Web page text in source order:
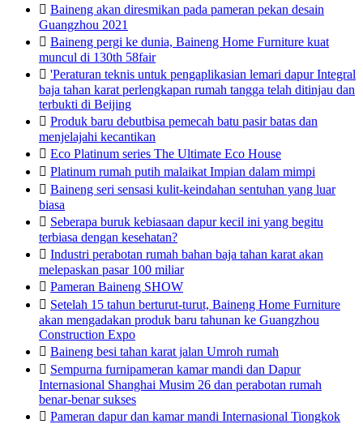
 Baineng akan diresmikan pada pameran pekan desain
Guangzhou 2021
 Baineng pergi ke dunia, Baineng Home Furniture kuat
muncul di 130th 58fair
 'Peraturan teknis untuk pengaplikasian lemari dapur Integral
baja tahan karat perlengkapan rumah tangga telah ditinjau dan
terbukti di Beijing
 Produk baru debutbisa pemecah batu pasir batas dan
menjelajahi kecantikan
 Eco Platinum series The Ultimate Eco House
 Platinum rumah putih malaikat Impian dalam mimpi
 Baineng seri sensasi kulit-keindahan sentuhan yang luar
biasa
 Seberapa buruk kebiasaan dapur kecil ini yang begitu
terbiasa dengan kesehatan?
 Industri perabotan rumah bahan baja tahan karat akan
melepaskan pasar 100 miliar
 Pameran Baineng SHOW
 Setelah 15 tahun berturut-turut, Baineng Home Furniture
akan mengadakan produk baru tahunan ke Guangzhou
Construction Expo
 Baineng besi tahan karat jalan Umroh rumah
 Sempurna furnipameran kamar mandi dan Dapur
Internasional Shanghai Musim 26 dan perabotan rumah
benar-benar sukses
 Pameran dapur dan kamar mandi Internasional Tiongkok